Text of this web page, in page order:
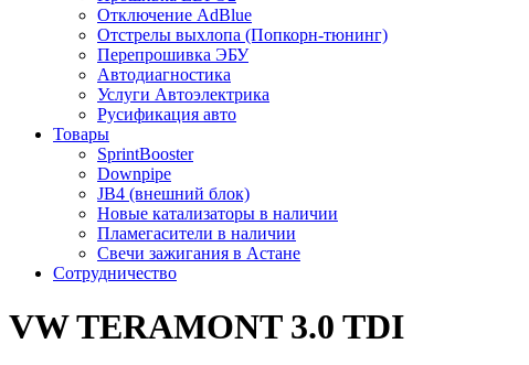
Отключение AdBlue
Отстрелы выхлопа (Попкорн-тюнинг)
Перепрошивка ЭБУ
Автодиагностика
Услуги Автоэлектрика
Русификация авто
Товары
SprintBooster
Downpipe
JB4 (внешний блок)
Новые катализаторы в наличии
Пламегасители в наличии
Свечи зажигания в Астане
Сотрудничество
VW TERAMONT 3.0 TDI